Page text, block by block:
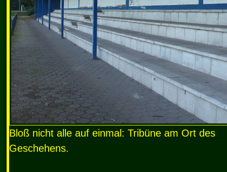
Bloß nicht alle auf einmal: Tribüne am Ort des
Geschehens.